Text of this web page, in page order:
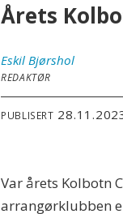
Årets
Eskil Bjørshol
REDAKTØR
PUBLISERT
Var årets Kolbotn
arrangørklubben